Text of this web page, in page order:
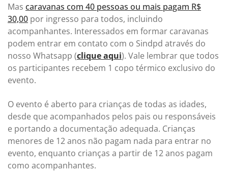
Mas caravanas com 40 pessoas ou mais pagam R$
30,00 por ingresso para todos, incluindo
acompanhantes. Interessados em formar caravanas
podem entrar em contato com o Sindpd através do
nosso Whatsapp (clique aqui). Vale lembrar que todos
os participantes recebem 1 copo térmico exclusivo do
evento.
O evento é aberto para crianças de todas as idades,
desde que acompanhados pelos pais ou responsáveis
e portando a documentação adequada. Crianças
menores de 12 anos não pagam nada para entrar no
evento, enquanto crianças a partir de 12 anos pagam
como acompanhantes.